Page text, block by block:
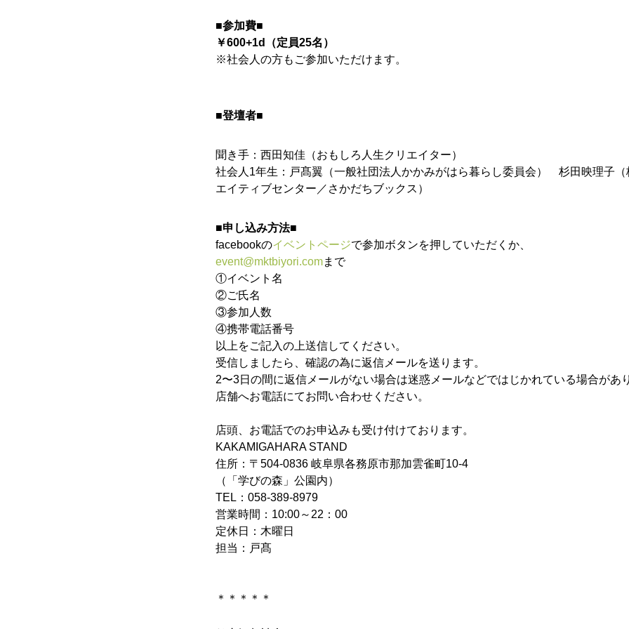
■参加費■
￥600+1d（定員25名）
※社会人の方もご参加いただけます。
■登壇者■
聞き手：西田知佳（おもしろ人生クリエイター）
社会人1年生：戸髙翼（一般社団法人かかみがはら暮らし委員会） 杉田映理子（
エイティブセンター／さかだちブックス）
■申し込み方法■
facebookのイベントページで参加ボタンを押していただくか、
event@mktbiyori.comまで
①イベント名
②ご氏名
③参加人数
④携帯電話番号
以上をご記入の上送信してください。
受信しましたら、確認の為に返信メールを送ります。
2〜3日の間に返信メールがない場合は迷惑メールなどではじかれている場合があ
店舗へお電話にてお問い合わせください。
店頭、お電話でのお申込みも受け付けております。
KAKAMIGAHARA STAND
住所：〒504-0836 岐阜県各務原市那加雲雀町10‐4
（「学びの森」公園内）
TEL：058-389-8979
営業時間：10:00～22：00
定休日：木曜日
担当：戸髙
＊＊＊＊＊